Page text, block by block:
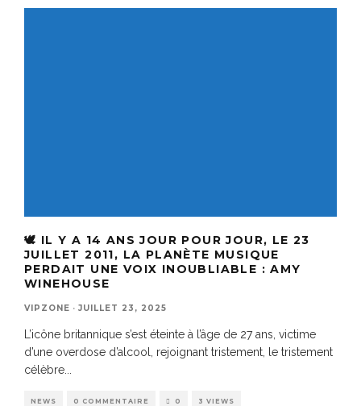
🕊️ IL Y A 14 ANS JOUR POUR JOUR, LE 23
JUILLET 2011, LA PLANÈTE MUSIQUE
PERDAIT UNE VOIX INOUBLIABLE : AMY
WINEHOUSE
VIPZONE · JUILLET 23, 2025
L’icône britannique s’est éteinte à l’âge de 27 ans, victime
d’une overdose d’alcool, rejoignant tristement, le tristement
célèbre
NEWS 0 COMMENTAIRE 0 3 VIEWS